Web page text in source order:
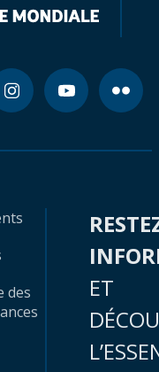
des
ET